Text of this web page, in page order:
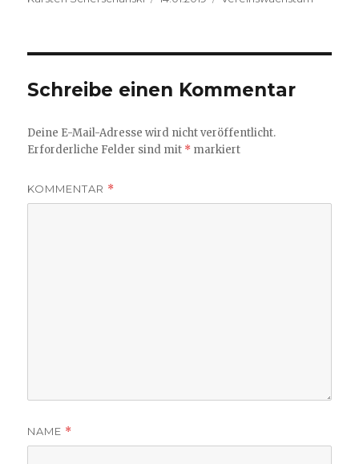
Schreibe einen Kommentar
Deine E-Mail-Adresse wird nicht veröffentlicht.
Erforderliche Felder sind mit * markiert
KOMMENTAR *
NAME *